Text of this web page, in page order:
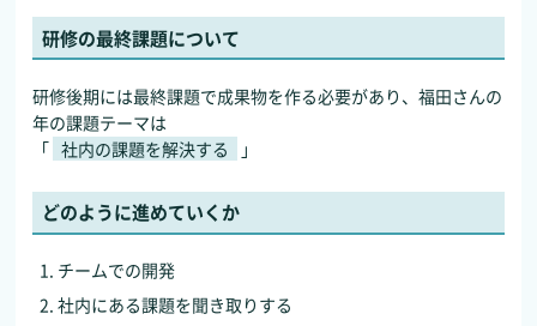
研修の最終課題について
研修後期には最終課題で成果物を作る必要があり、福田さんの
年の課題テーマは
「 社内の課題を解決する 」
どのように進めていくか
チームでの開発
社内にある課題を聞き取りする